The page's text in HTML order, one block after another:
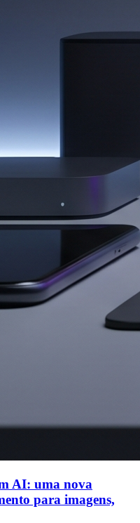
AI: uma nova
para imagens,